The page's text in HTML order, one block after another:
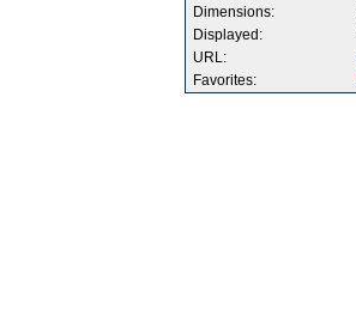
Dimensions:
Displayed:
URL:
Favorites: